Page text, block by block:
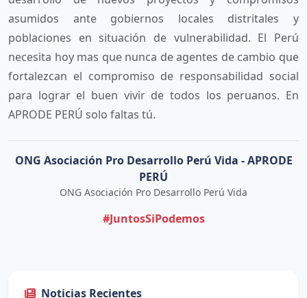
asumidos ante gobiernos locales distritales y
poblaciones en situación de vulnerabilidad. El Perú
necesita hoy mas que nunca de agentes de cambio que
fortalezcan el compromiso de responsabilidad social
para lograr el buen vivir de todos los peruanos. En
APRODE PERÚ solo faltas tú.
ONG Asociación Pro Desarrollo Perú Vida - APRODE
PERÚ
ONG Asociación Pro Desarrollo Perú Vida
#JuntosSiPodemos
Noticias Recientes